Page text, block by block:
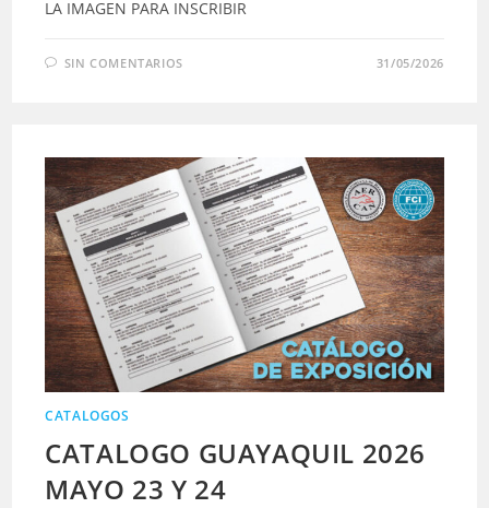
LA IMAGEN PARA INSCRIBIR
SIN COMENTARIOS 31/05/2026
CATALOGOS
CATALOGO GUAYAQUIL 2026
MAYO 23 Y 24